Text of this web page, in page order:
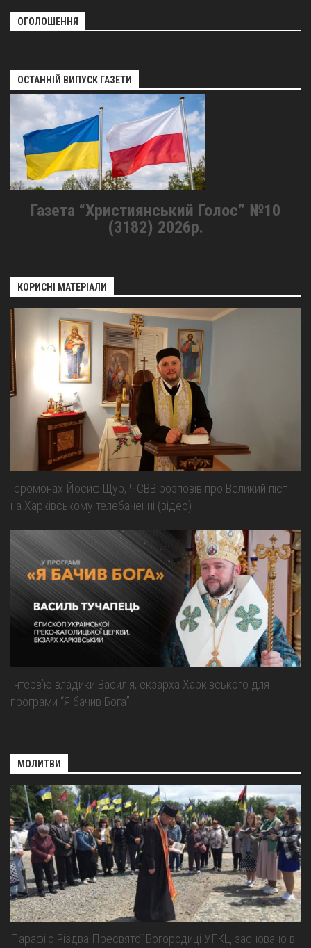
ОГОЛОШЕННЯ
ОСТАННІЙ ВИПУСК ГАЗЕТИ
Газета “Християнський Голос” №10
(3182) 2026р.
КОРИСНІ МАТЕРІАЛИ
Ієромонах Йосиф Щур, ЧСВВ розповів про Великий піст
на Харківському телебаченні (відео)
Інтерв’ю владики Василія, екзарха Харківського для
програми “Я бачив Бога”
МОЛИТВИ
Парафію Різдва Пресвятої Богородиці УГКЦ засновано в